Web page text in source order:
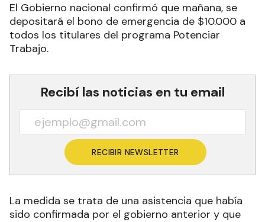
El Gobierno nacional confirmó que mañana, se
depositará el bono de emergencia de $10.000 a
todos los titulares del programa Potenciar
Trabajo.
Recibí las noticias en tu email
RECIBIR NEWSLETTER
La medida se trata de una asistencia que había
sido confirmada por el gobierno anterior y que